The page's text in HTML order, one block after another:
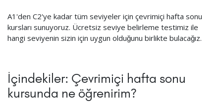
A1'den C2'ye kadar tüm seviyeler için çevrimiçi hafta sonu
kursları sunuyoruz. Ücretsiz seviye belirleme testimiz ile
hangi seviyenin sizin için uygun olduğunu birlikte bulacağız.
İçindekiler: Çevrimiçi hafta sonu
kursunda ne öğrenirim?